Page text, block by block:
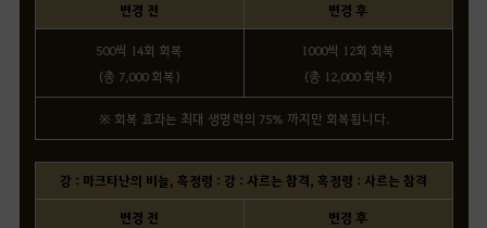
변경 전 변경 후
500씩 14회 회복
(총 7,000 회복)
1000씩 12회 회복
(총 12,000 회복)
※ 회복 효과는 최대 생명력의 75% 까지만 회복됩니다.
강 : 마크타난의 비늘, 흑정령 : 강 : 사르는 참격, 흑정령 : 사르는 참격
변경 전 변경 후